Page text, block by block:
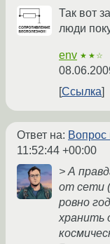
Так вот
люди
env ★★☆
Ссылка
Ответ на: Вопрос
11:52:44 +00:00
> А
от сети
ровно
хранить